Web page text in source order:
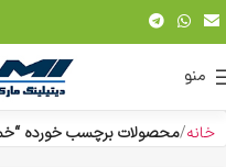
منو
خانه محصولات برچسب خورده